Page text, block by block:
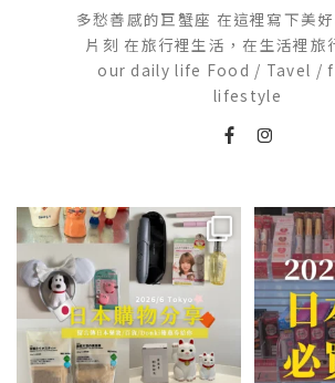
多愁善感的巨蟹座 在這裡寫下美
片刻 在旅行裡生活，在生活裡旅
our daily life Food / Tavel /
lifestyle
💭留言「免費」傳日本藥妝店/百
貨/機場/Donki/折價券給你...
609 60
2026🇯🇵
日本